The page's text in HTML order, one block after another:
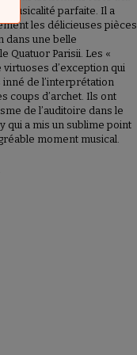
musicalité parfaite. Il a
les délicieuses pièces
dans une belle
Quatuor Parisii. Les «
virtuoses d’exception qui
de l’interprétation
coups d’archet. Ils ont
de l’auditoire dans le
qui a mis un sublime point
moment musical.